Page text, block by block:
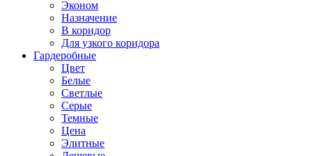
Эконом
Назначение
В коридор
Для узкого коридора
Гардеробные
Цвет
Белые
Светлые
Серые
Темные
Цена
Элитные